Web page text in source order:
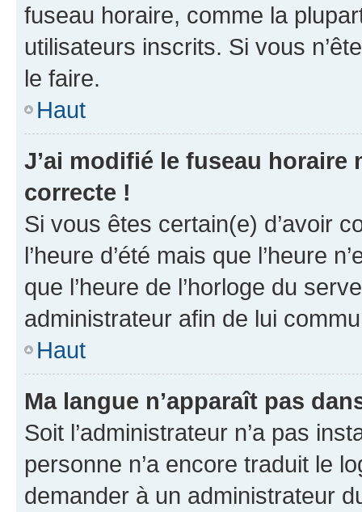
fuseau horaire, comme la
utilisateurs inscrits. Si vous
le faire.
Haut
J’ai modifié le fuseau horaire
correcte !
Si vous êtes certain(e) d’avoir
l’heure d’été mais que l’heure
que l’heure de l’horloge du
administrateur afin de lui
Haut
Ma langue n’apparaît pas
Soit l’administrateur n’a pas
personne n’a encore traduit le
demander à un administrateur